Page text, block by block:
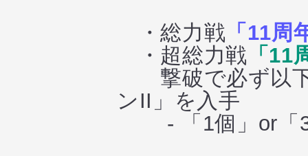
・総力戦 「11
・超総力戦 「
撃破で必ず以下
ンII」を入手
- 「1個」or「3